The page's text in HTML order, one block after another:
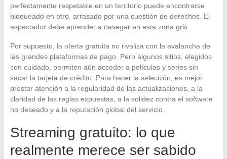
perfectamente respetable en un territorio puede encontrarse
bloqueado en otro, arrasado por una cuestión de derechos. El
espectador debe aprender a navegar en esta zona gris.
Por supuesto, la oferta gratuita no rivaliza con la avalancha de
las grandes plataformas de pago. Pero algunos sitios, elegidos
con cuidado, permiten aún acceder a películas y series sin
sacar la tarjeta de crédito. Para hacer la selección, es mejor
prestar atención a la regularidad de las actualizaciones, a la
claridad de las reglas expuestas, a la solidez contra el software
no deseado y a la reputación global del servicio.
Streaming gratuito: lo que
realmente merece ser sabido